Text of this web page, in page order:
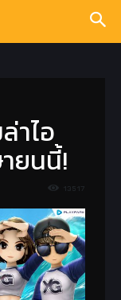
าไอ
ยนนี้!
13517